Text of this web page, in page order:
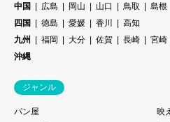
中国
広島 岡山 山口 鳥取
島根
四国
徳島 愛媛 香川
高知
九州
福岡 大分 佐賀 長崎 宮崎
沖縄
ジャンル
パン屋
映